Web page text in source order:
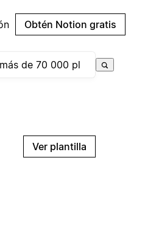
Obtén Notion gratis
Ver plantilla